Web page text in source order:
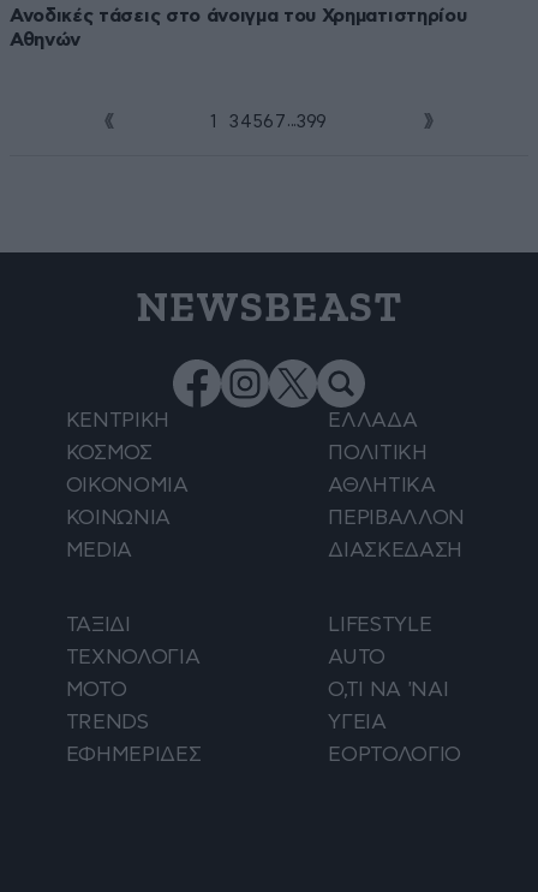
Ανοδικές τάσεις στο άνοιγμα του Χρηματιστηρίου
Αθηνών
1 3 4 56 7 ...399
NEWSBEAST
ΚΕΝΤΡΙΚΗ
ΕΛΛΑΔΑ
ΚΟΣΜΟΣ
ΠΟΛΙΤΙΚΗ
ΟΙΚΟΝΟΜΙΑ
ΑΘΛΗΤΙΚΑ
ΚΟΙΝΩΝΙΑ
ΠΕΡΙΒΑΛΛΟΝ
MEDIA
ΔΙΑΣΚΕΔΑΣΗ
ΤΑΞΙΔΙ
LIFESTYLE
ΤΕΧΝΟΛΟΓΙΑ
AUTO
ΜΟΤΟ
Ο,ΤΙ ΝΑ 'ΝΑΙ
TRENDS
ΥΓΕΙΑ
ΕΦΗΜΕΡΙΔΕΣ
ΕΟΡΤΟΛΟΓΙΟ